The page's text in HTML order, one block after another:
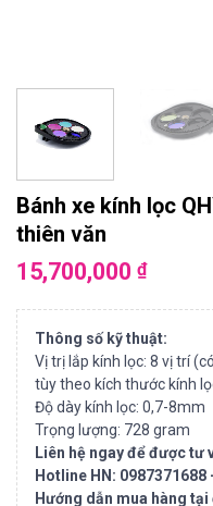
Bánh xe kính lọc
thiên văn
15,700,000 ₫
Thông số kỹ thuật:
Vị trị lắp kính lọc: 8 vị trí
tùy theo kích thước kính
Độ dày kính lọc: 0,7-8mm
Trọng lượng: 728 gram
Liên hệ ngay để được tư
Hotline HN:
Hướng dẫn mua hàng tại